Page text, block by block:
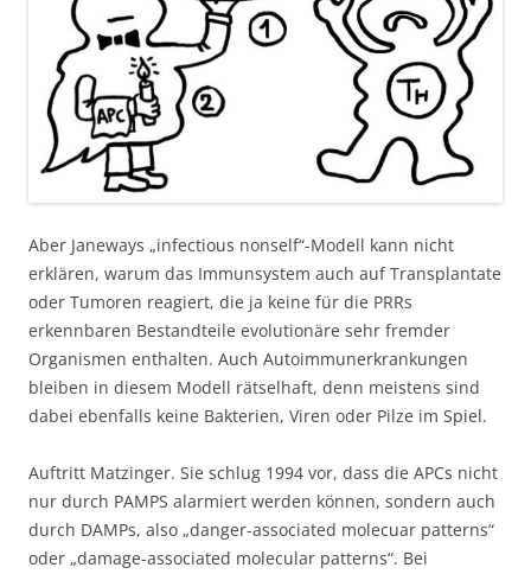
Aber Janeways „infectious nonself“-Modell kann nicht
erklären, warum das Immunsystem auch auf Transplantate
oder Tumoren reagiert, die ja keine für die PRRs
erkennbaren Bestandteile evolutionäre sehr fremder
Organismen enthalten. Auch Autoimmunerkrankungen
bleiben in diesem Modell rätselhaft, denn meistens sind
dabei ebenfalls keine Bakterien, Viren oder Pilze im Spiel.
Auftritt Matzinger. Sie schlug 1994 vor, dass die APCs nicht
nur durch PAMPS alarmiert werden können, sondern auch
durch DAMPs, also „danger-associated molecuar patterns“
oder „damage-associated molecular patterns“. Bei